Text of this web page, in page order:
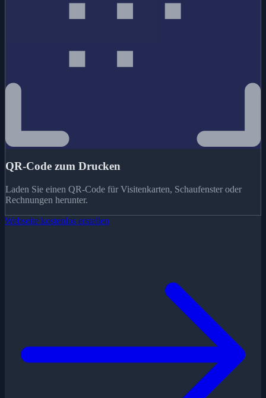
QR-Code zum Drucken
Laden Sie einen QR-Code für Visitenkarten, Schaufenster oder
Rechnungen herunter.
Webseite kostenlos erstellen